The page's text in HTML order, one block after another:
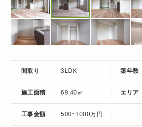
間取り 3LDK 築年数
施工面積 69.40㎡ エリア
工事金額 500~1000万円